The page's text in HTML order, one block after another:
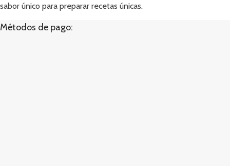
sabor único para preparar recetas únicas.
Métodos de pago: